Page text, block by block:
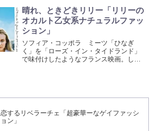
なります。そんなこと...
晴れ、ときどきリリー「リリーの
オカルト乙女系ナチュラルファッ
ション」
ソフィア・コッポラ ミーツ「ひなぎ
く」を「ローズ・イン・タイドランド」
で味付けしたようなフランス映画。しっ
恋するリベラーチェ「超豪華ーなゲイファッシ
ョン」